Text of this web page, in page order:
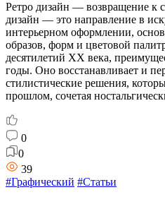
Ретро дизайн — возвращение к
дизайн — это направление в
интерьерном оформлении,
образов, форм и цветовой
десятилетий XX века,
годы. Оно восстанавливает и
стилистические решения,
прошлом, сочетая
0
0
39
#Графический #Статьи